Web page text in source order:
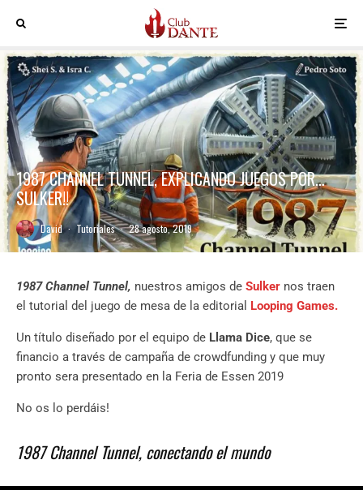
1987 CHANNEL TUNNEL, EXPLICANDO JUEGOS POR…
SULKER!!
David · Tutoriales · 28 agosto, 2019
1987 Channel Tunnel, nuestros amigos de Sulker nos traen
el tutorial del juego de mesa de la editorial Looping Games.
Un título diseñado por el equipo de Llama Dice, que se
financio a través de campaña de crowdfunding y que muy
pronto sera presentado en la Feria de Essen 2019
No os lo perdáis!
1987 Channel Tunnel, conectando el mundo